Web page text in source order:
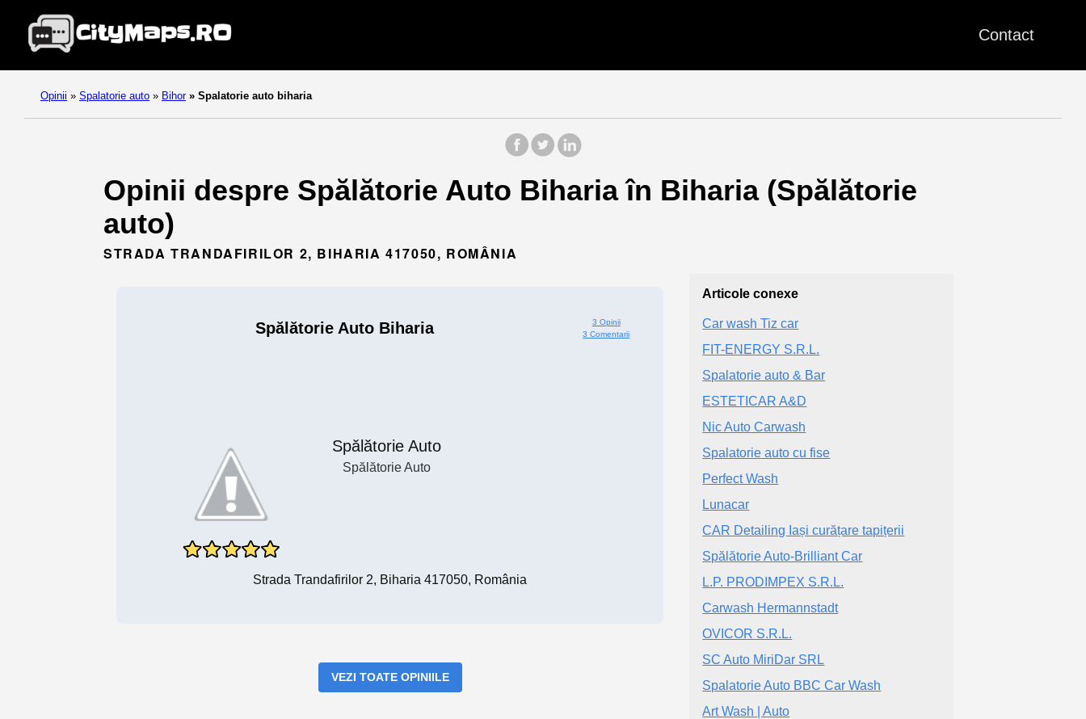
Contact
Opinii » Spalatorie auto » Bihor » Spalatorie auto biharia
Opinii despre Spălătorie Auto Biharia în Biharia (Spălătorie
auto)
STRADA TRANDAFIRILOR 2, BIHARIA 417050, ROMÂNIA
Spălătorie Auto Biharia
3 Opinii
3 Comentarii
Spălătorie Auto
Spălătorie Auto
Strada Trandafirilor 2, Biharia 417050, România
VEZI TOATE OPINIILE
Articole conexe
Car wash Tiz car
FIT-ENERGY S.R.L.
Spalatorie auto & Bar
ESTETICAR A&D
Nic Auto Carwash
Spalatorie auto cu fise
Perfect Wash
Lunacar
CAR Detailing Iași curățare tapițerii
Spălătorie Auto-Brilliant Car
L.P. PRODIMPEX S.R.L.
Carwash Hermannstadt
OVICOR S.R.L.
SC Auto MiriDar SRL
Spalatorie Auto BBC Car Wash
Art Wash | Auto